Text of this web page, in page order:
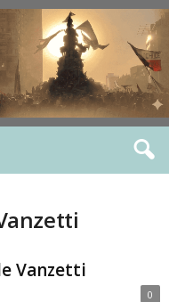
Vanzetti
0